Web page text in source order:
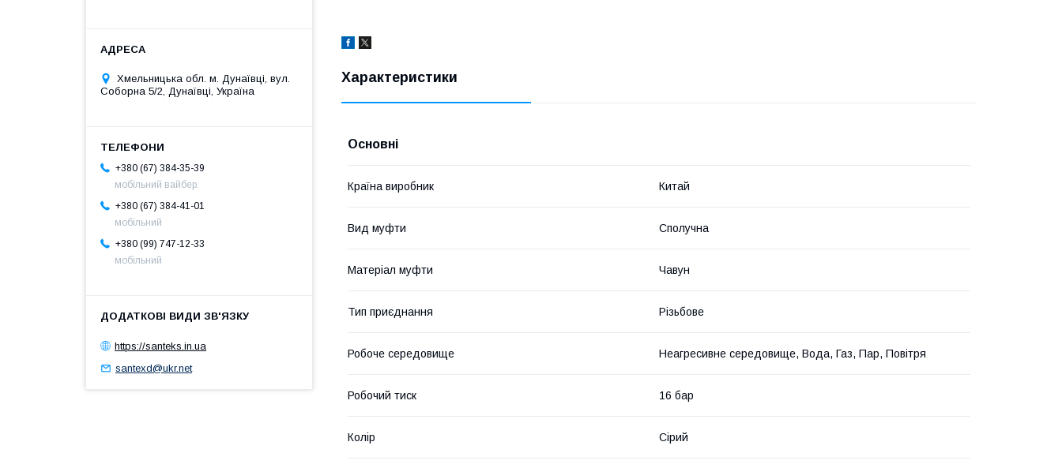
Характеристики
Основні
Країна виробник Китай
Вид муфти Сполучна
Матеріал муфти Чавун
Тип приєднання Різьбове
Робоче середовище Неагресивне середовище, Вода, Газ, Пар, Повітря
Робочий тиск 16 бар
Колір Сірий
Хмельницька обл. м. Дунаївці, вул.
Соборна 5/2, Дунаївці, Україна
+380 (67) 384-35-39
мобільний вайбер.
+380 (67) 384-41-01
мобільний
+380 (99) 747-12-33
мобільний
https://santeks.in.ua
santexd@ukr.net